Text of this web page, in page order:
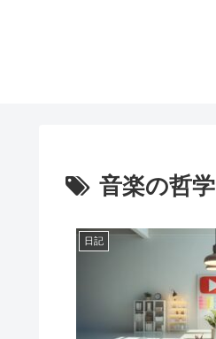
音楽の哲学
日記